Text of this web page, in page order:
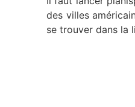
des villes
se trouver dans la